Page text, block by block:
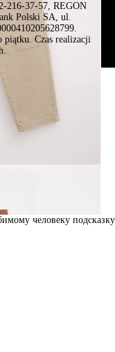
216-37-57, REGON
Polski SA, ul.
piątku. Czas realizacji
человеку подсказку